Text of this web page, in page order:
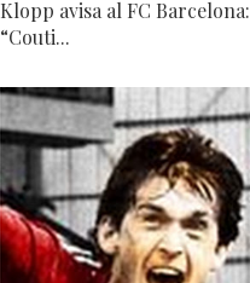
Klopp avisa al FC Barcelona:
“Couti...